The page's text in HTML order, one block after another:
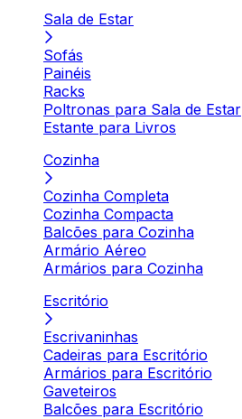
Sala de Estar
Sofás
Painéis
Racks
Poltronas para Sala de Estar
Estante para Livros
Cozinha
Cozinha Completa
Cozinha Compacta
Balcões para Cozinha
Armário Aéreo
Armários para Cozinha
Escritório
Escrivaninhas
Cadeiras para Escritório
Armários para Escritório
Gaveteiros
Balcões para Escritório